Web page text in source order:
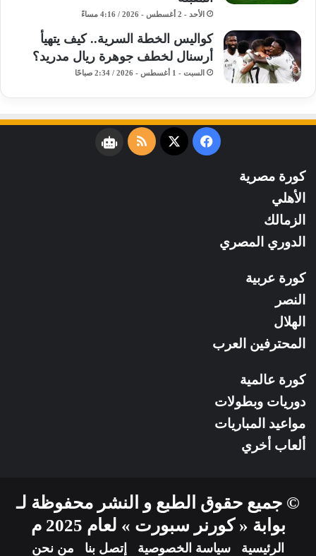
الأحد - 2 أغسطس - 2026 / 4:16 مساءً
كواليس الخطة السرية.. كيف يتهيأ
أرسنال لخطف جوهرة ريال مدريد؟
السبت - 1 أغسطس - 2026 / 2:34 صباحًا
فيسبوك
‫X
ملخصنبض
كورة مصرية
الأهلي
الزمالك
الدوري المصري
كورة عربية
النصر
الهلال
المحترفين العرب
كورة عالمية
دوريات وبطولات
مواعيد المباريات
ألعاب أخري
© جميع حقوق الطبع و النشر محفوظة لـ
بوابة « كورنر سبورت » لعام 2025 م
الرئيسية سياسة الخصوصية إتصل بنا من نحن